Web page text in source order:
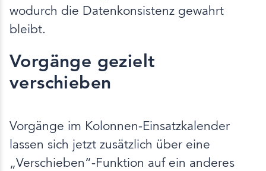
wodurch die Datenkonsistenz gewahrt
bleibt.
Vorgänge gezielt
verschieben
Vorgänge im Kolonnen-Einsatzkalender
lassen sich jetzt zusätzlich über eine
„Verschieben“-Funktion auf ein anderes